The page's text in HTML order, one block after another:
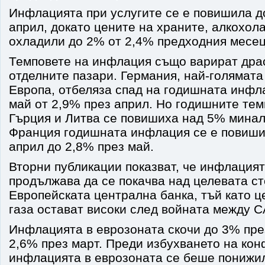
Инфлацията при услугите се е повишила
април, докато цените на храните,
охладили до 2% от 2,4% предходния
Темповете на инфлация също варират
отделните пазари. Германия, най-
Европа, отбеляза спад на годишната
май от 2,9% през април. Но годишните
Гърция и Литва се повишиха над 5%
Франция годишната инфлация се е
април до 2,8% през май.
Вторни публикации показват, че
продължава да се покачва над целевата
Европейската централна банка, тъй като
газа остават високи след войната между
Инфлацията в еврозоната скочи до 3%
2,6% през март. Преди избухването на
инфлацията в еврозоната се беше